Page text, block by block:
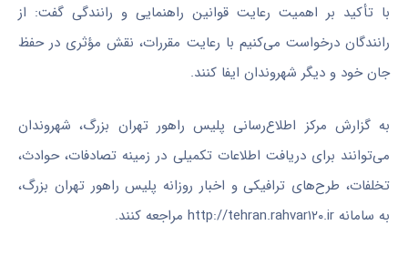
با تأکید بر اهمیت رعایت قوانین راهنمایی و رانندگی گفت: از
رانندگان درخواست می‌کنیم با رعایت مقررات، نقش مؤثری در حفظ
جان خود و دیگر شهروندان ایفا کنند.
به گزارش مرکز اطلاع‌رسانی پلیس راهور تهران بزرگ، شهروندان
می‌توانند برای دریافت اطلاعات تکمیلی در زمینه تصادفات، حوادث،
تخلفات، طرح‌های ترافیکی و اخبار روزانه پلیس راهور تهران بزرگ،
به سامانه http://tehran.rahvar۱۲۰.ir مراجعه کنند.